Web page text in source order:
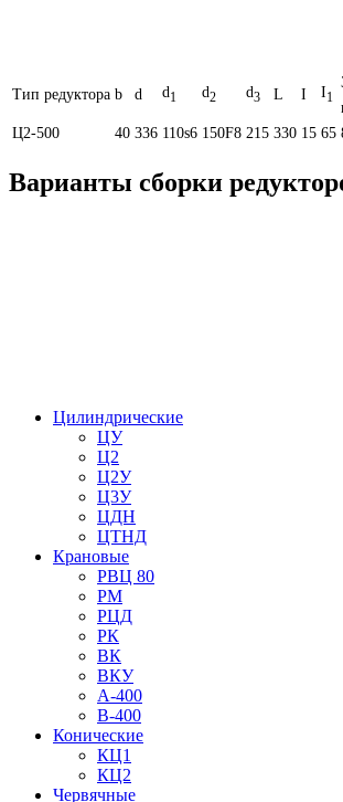
Тип редуктора b d d1 d2 d3 L I I1
Ц2-500
40 336 110s6 150F8 215 330 15 65
Варианты сборки
Цилиндрические
ЦУ
Ц2
Ц2У
Ц3У
ЦДН
ЦТНД
Крановые
РВЦ 80
РМ
РЦД
РК
ВК
ВКУ
А-400
В-400
Конические
КЦ1
КЦ2
Червячные